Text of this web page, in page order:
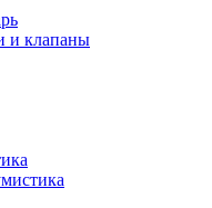
и клапаны